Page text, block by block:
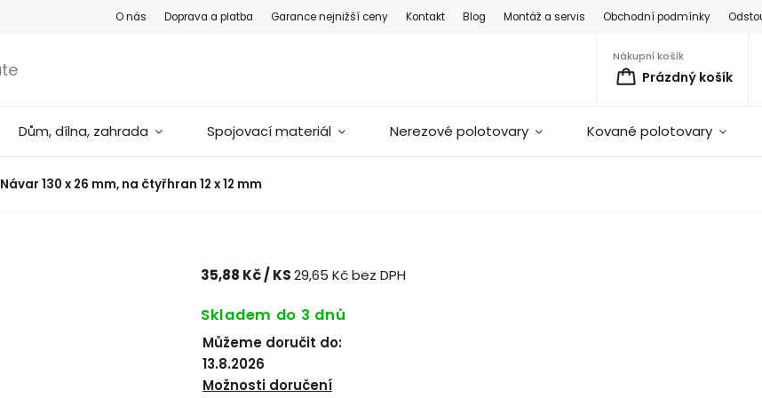
O nás Doprava a platba Garance nejnižší ceny Kontakt Blog Montáž a servis Obchodní podmínky
Nákupní košík
Prázdný košík
Dům, dílna, zahrada Spojovací materiál Nerezové polotovary Kované polotovary
Návar 130 x 26 mm, na čtyřhran 12 x 12 mm
35,88 Kč/ KS29,65 Kč bez DPH
Skladem do 3 dnů
Můžeme doručit do:
13.8.2026
Možnosti doručení